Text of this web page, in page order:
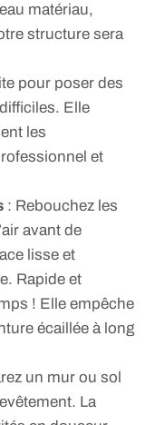
matériau,
structure sera
pour poser des
Elle
les
et
: Rebouchez les
avant de
lisse et
Rapide et
! Elle empêche
écaillée à long
un mur ou sol
La